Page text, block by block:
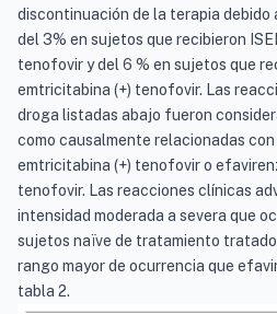
discontinuación de la terapia debido
del 3% en sujetos que recibieron
tenofovir y del 6 % en sujetos que
emtricitabina (+) tenofovir. Las
droga listadas abajo fueron
como causalmente relacionadas con
emtricitabina (+) tenofovir o
tenofovir. Las reacciones clínicas
intensidad moderada a severa que
sujetos naïve de tratamiento
rango mayor de ocurrencia que
tabla 2.